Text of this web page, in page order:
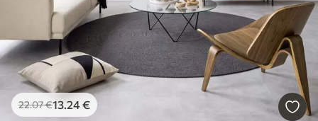
22.07€13.24€